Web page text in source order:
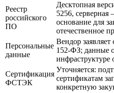
Реестр
российского
ПО
Десктопная
5256,
основание для
отечественное
Персональные
данные
Вендор заявляет
152-ФЗ; данные
инфраструктуре
Сертификация
ФСТЭК
Уточняется:
сертификатам
конкретную